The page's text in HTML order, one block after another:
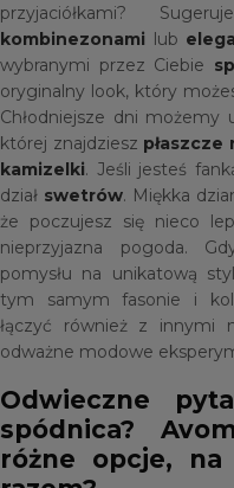
przyjaciółkami?
kombinezonami lub
wybranymi przez Ciebie
oryginalny look, który
Chłodniejsze dni
której znajdziesz płaszcze
kamizelki. Jeśli jesteś
dział swetrów. Miękka
że poczujesz się nieco
nieprzyjazna pogoda.
pomysłu na unikatową
tym samym fasonie i
łączyć również z innymi
odważne modowe
Odwieczne
spódnica?
różne opcje,